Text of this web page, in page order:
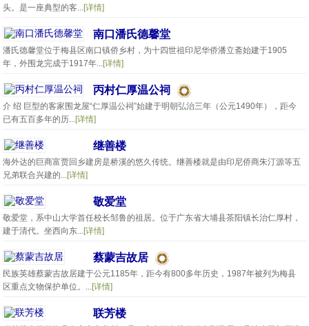
头。是一座典型的客...[详情]
南口潘氏德馨堂
潘氏德馨堂位于梅县区南口镇侨乡村，为十四世祖印尼华侨潘立斋始建于1905
年，外围龙完成于1917年...[详情]
丙村仁厚温公祠
介 绍 巨型的客家围龙屋“仁厚温公祠”始建于明朝弘治三年（公元1490年），距今
已有五百多年的历...[详情]
继善楼
海外达的巨商富贾回乡建房是桥溪的悠久传统。继善楼就是由印尼侨商朱汀源等五
兄弟联合兴建的...[详情]
敬爱堂
敬爱堂，系中山大学首任校长邹鲁的祖居。位于广东省大埔县茶阳镇长治仁厚村，
建于清代。坐西向东...[详情]
蔡蒙吉故居
民族英雄蔡蒙吉故居建于公元1185年，距今有800多年历史，1987年被列为梅县
区重点文物保护单位。...[详情]
联芳楼